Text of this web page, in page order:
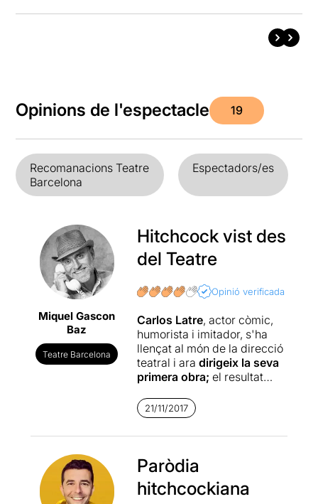
Opinions de l'espectacle 19
Recomanacions Teatre
Barcelona
Espectadors/es
Miquel Gascon
Baz
Teatre Barcelona
Hitchcock vist des
del Teatre
Opinió verificada
Carlos Latre, actor còmic,
humorista i imitador, s'ha
llençat al món de la direcció
teatral i ara dirigeix la seva
primera obra; el resultat
MCGUFFIN
deMònica
Mònica Pérez
Hem de confessar que
21/11/2017
Paròdia
hitchcockiana